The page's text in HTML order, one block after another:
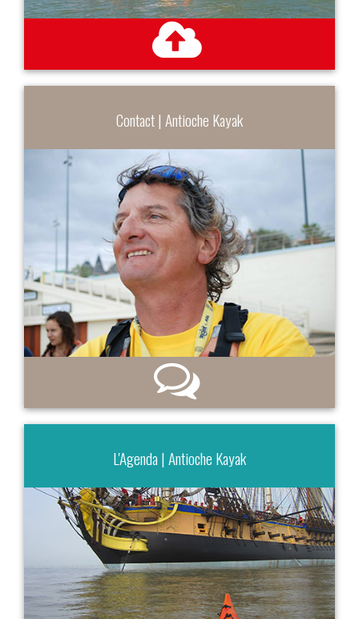
Contact | Antioche Kayak
L'Agenda | Antioche Kayak